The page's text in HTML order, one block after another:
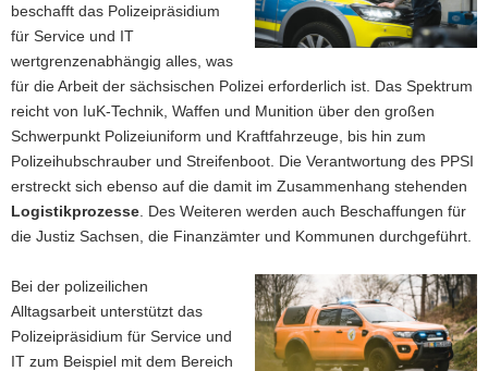
beschafft das Polizeipräsidium
für Service und IT
wertgrenzenabhängig alles, was
für die Arbeit der sächsischen Polizei erforderlich ist. Das Spektrum
reicht von IuK-Technik, Waffen und Munition über den großen
Schwerpunkt Polizeiuniform und Kraftfahrzeuge, bis hin zum
Polizeihubschrauber und Streifenboot. Die Verantwortung des PPSI
erstreckt sich ebenso auf die damit im Zusammenhang stehenden
Logistikprozesse . Des Weiteren werden auch Beschaffungen für
die Justiz Sachsen, die Finanzämter und Kommunen durchgeführt.
Bei der polizeilichen
Alltagsarbeit unterstützt das
Polizeipräsidium für Service und
IT zum Beispiel mit dem Bereich